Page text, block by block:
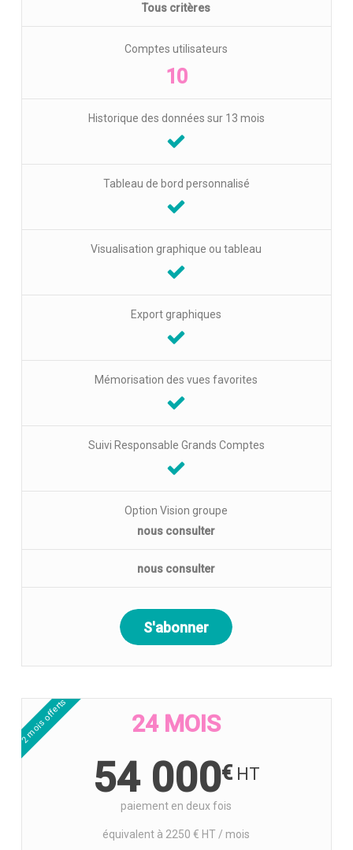
Tous critères
Comptes utilisateurs
10
Historique des données sur 13 mois
Tableau de bord personnalisé
Visualisation graphique ou tableau
Export graphiques
Mémorisation des vues favorites
Suivi Responsable Grands Comptes
Option Vision groupe
nous consulter
nous consulter
S'abonner
24 MOIS
2 mois offerts
54 000€
paiement en deux fois
équivalent à 2250 € HT / mois